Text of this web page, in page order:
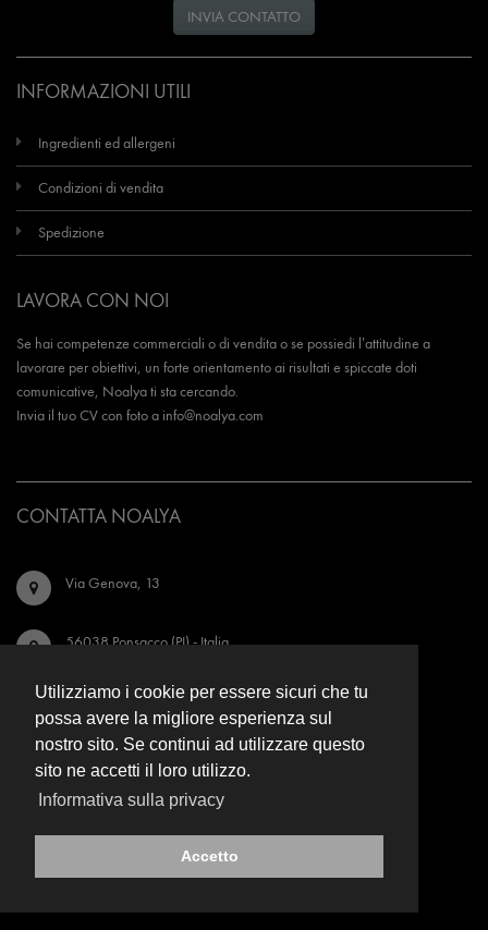
Utilizziamo i cookie per essere sicuri che tu
possa avere la migliore esperienza sul
nostro sito. Se continui ad utilizzare questo
sito ne accetti il loro utilizzo.
Informativa sulla privacy
Accetto
INVIA CONTATTO
INFORMAZIONI UTILI
Ingredienti ed allergeni
Condizioni di vendita
Spedizione
LAVORA CON NOI
Se hai competenze commerciali o di vendita o se possiedi l’attitudine a
lavorare per obiettivi, un forte orientamento ai risultati e spiccate doti
comunicative, Noalya ti sta cercando.
Invia il tuo CV con foto a info@noalya.com
CONTATTA NOALYA
Via Genova, 13
56038 Ponsacco (PI) - Italia
Tel. +39 0587.734542
info@noalya.com
Seguici su Facebook